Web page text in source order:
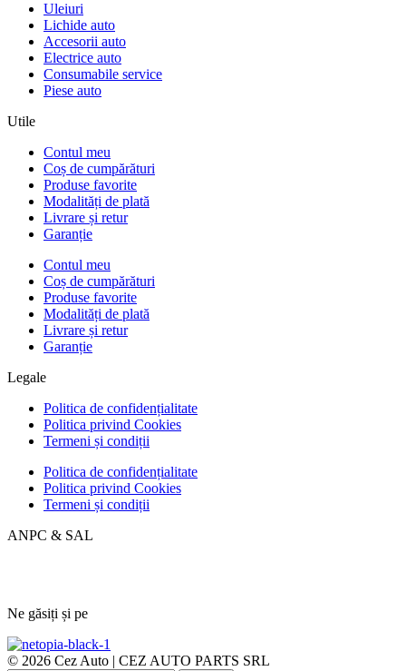
Uleiuri
Lichide auto
Accesorii auto
Electrice auto
Consumabile service
Piese auto
Utile
Contul meu
Coș de cumpărături
Produse favorite
Modalități de plată
Livrare și retur
Garanție
Contul meu
Coș de cumpărături
Produse favorite
Modalități de plată
Livrare și retur
Garanție
Legale
Politica de confidențialitate
Politica privind Cookies
Termeni și condiții
Politica de confidențialitate
Politica privind Cookies
Termeni și condiții
ANPC & SAL
Ne găsiți și pe
© 2026 Cez Auto | CEZ AUTO PARTS SRL